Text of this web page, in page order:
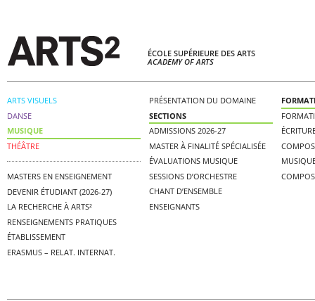
ÉCOLE SUPÉRIEURE DES ARTS
ACADEMY OF ARTS
ARTS VISUELS
DANSE
MUSIQUE
PRÉSENTATION DU DOMAINE
SECTIONS
ADMISSIONS 2026-27
MASTER À FINALITÉ SPÉCIALISÉE
ÉVALUATIONS MUSIQUE
SESSIONS D’ORCHESTRE
CHANT D’ENSEMBLE
ENSEIGNANTS
THÉÂTRE
MASTERS EN ENSEIGNEMENT
DEVENIR ÉTUDIANT (2026-27)
LA RECHERCHE À ARTS²
RENSEIGNEMENTS PRATIQUES
ÉTABLISSEMENT
ERASMUS – RELAT. INTERNAT.